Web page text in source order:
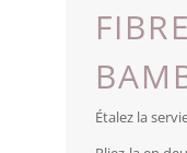
Étalez la